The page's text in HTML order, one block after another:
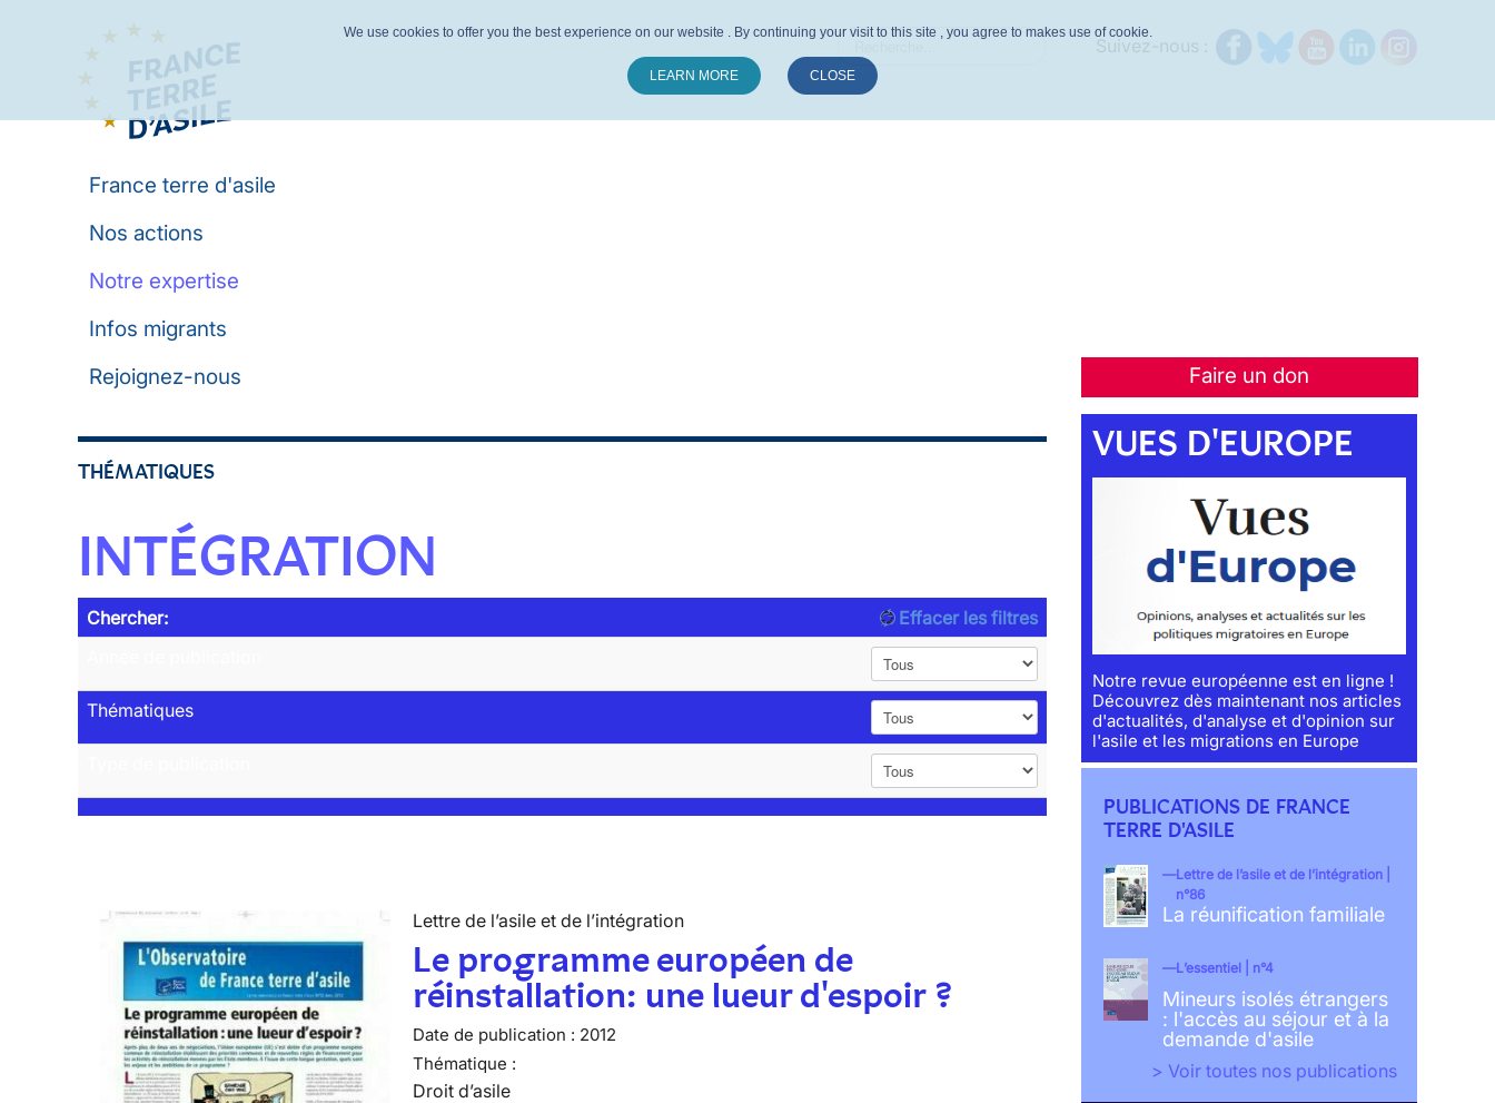
France terre d'asile
Nos actions
Notre expertise
Infos migrants
Faire un don
Rejoignez-nous
THÉMATIQUES
INTÉGRATION
Chercher:
Effacer les filtres
Thématiques
Lettre de l’asile et de l’intégration
Le programme européen de
réinstallation: une lueur d'espoir ?
Date de publication : 2012
Thématique :
Droit d’asile
VUES D'EUROPE
Notre revue européenne est en ligne !
Découvrez dès maintenant nos articles
d'actualités, d'analyse et d'opinion sur
l'asile et les migrations en Europe
PUBLICATIONS DE FRANCE
TERRE D'ASILE
Lettre de l’asile et de l’intégration |
n°86
La réunification familiale
L’essentiel | n°4
Mineurs isolés étrangers
: l'accès au séjour et à la
demande d'asile
> Voir toutes nos publications
We use cookies to offer you the best experience on our website . By continuing your visit to this site , you agree to makes use of cookie.
LEARN MORE CLOSE